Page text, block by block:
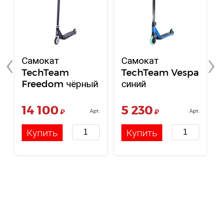
Самокат
TechTeam
Freedom чёрный
14 100 ₽
Арт.
Купить
Самокат
TechTeam Vespa
синий
5 230 ₽
Арт.
Купить
‹ ›